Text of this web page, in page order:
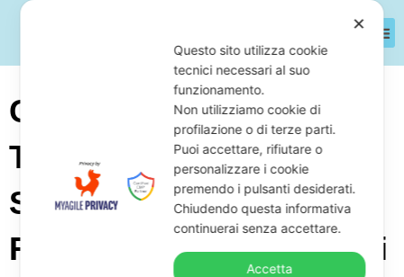
Contestazioni Su
Trasformazioni
Societarie Per Vantaggi
Fiscali: Come Difendersi
✕
Questo sito utilizza cookie
tecnici necessari al suo
funzionamento.
Non utilizziamo cookie di
profilazione o di terze parti.
Puoi accettare, rifiutare o
personalizzare i cookie
premendo i pulsanti desiderati.
Chiudendo questa informativa
continuerai senza accettare.
Accetta